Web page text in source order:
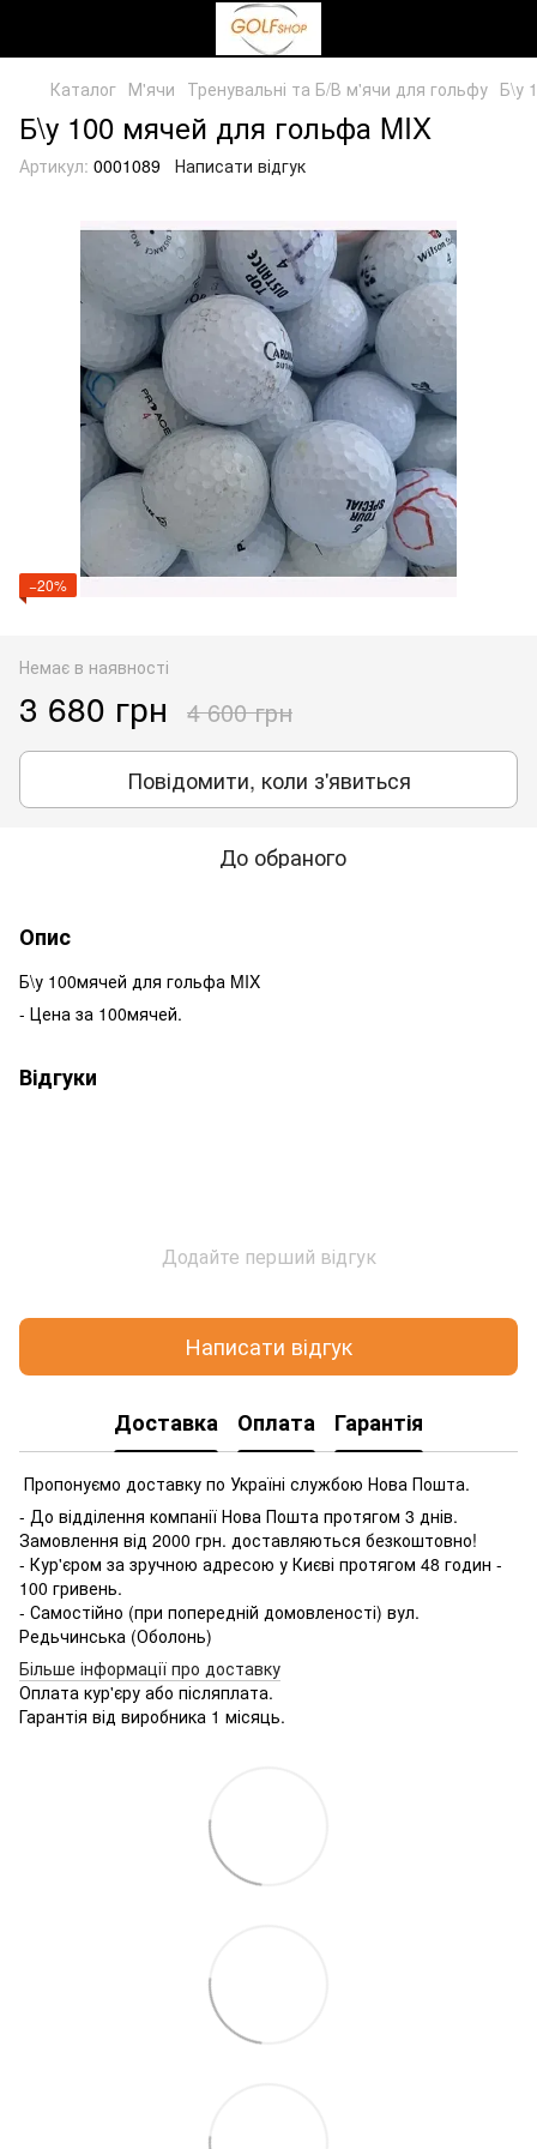
Каталог М'ячи Тренувальні та Б/В м'ячи для гольфу Б\у
Б\у 100 мячей для гольфа MIX
Артикул: 0001089 Написати відгук
−20%
Немає в наявності
3 680 грн 4 600 грн
Повідомити, коли з'явиться
До обраного
Опис
Б\у 100мячей для гольфа MIX
- Цена за 100мячей.
Відгуки
Додайте перший відгук
Написати відгук
Доставка Оплата Гарантія
Пропонуємо доставку по Україні службою Нова Пошта.
- До відділення компанії Нова Пошта протягом 3 днів.
Замовлення від 2000 грн. доставляються безкоштовно!
- Кур'єром за зручною адресою у Києві протягом 48 годин -
100 гривень.
- Самостійно (при попередній домовленості) вул.
Редьчинська (Оболонь)
Більше інформації про доставку
Оплата кур'єру або післяплата.
Гарантія від виробника 1 місяць.